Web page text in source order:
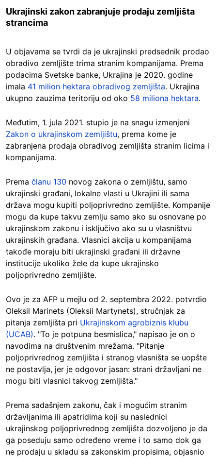
Ukrajinski zakon zabranjuje prodaju zemljišta
strancima
U objavama se tvrdi da je ukrajinski predsednik prodao
obradivo zemljište trima stranim kompanijama. Prema
podacima Svetske banke, Ukrajina je 2020. godine
imala 41 milion hektara obradivog zemljišta. Ukrajina
ukupno zauzima teritoriju od oko 58 miliona hektara.
Međutim, 1. jula 2021. stupio je na snagu izmenjeni
Zakon o ukrajinskom zemljištu, prema kome je
zabranjena prodaja obradivog zemljišta stranim licima i
kompanijama.
Prema članu 130 novog zakona o zemljištu, samo
ukrajinski građani, lokalne vlasti u Ukrajini ili sama
država mogu kupiti poljoprivredno zemljište. Kompanije
mogu da kupe takvu zemlju samo ako su osnovane po
ukrajinskom zakonu i isključivo ako su u vlasništvu
ukrajinskih građana. Vlasnici akcija u kompanijama
takođe moraju biti ukrajinski građani ili državne
institucije ukoliko žele da kupe ukrajinsko
poljoprivredno zemljište.
Ovo je za AFP u mejlu od 2. septembra 2022. potvrdio
Oleksil Marinets (Oleksii Martynets), stručnjak za
pitanja zemljišta pri Ukrajinskom agrobiznis klubu
(UCAB). "To je potpuna besmislica," napisao je on o
navodima na društvenim mrežama. "Pitanje
poljoprivrednog zemljišta i stranog vlasništa se uopšte
ne postavlja, jer je odgovor jasan: strani državljani ne
mogu biti vlasnici takvog zemljišta."
Prema sadašnjem zakonu, čak i mogućim stranim
državljanima ili apatridima koji su naslednici
ukrajinskog poljoprivrednog zemljišta dozvoljeno je da
ga poseduju samo određeno vreme i to samo dok ga
ne prodaju u skladu sa zakonskim propisima, objasnio